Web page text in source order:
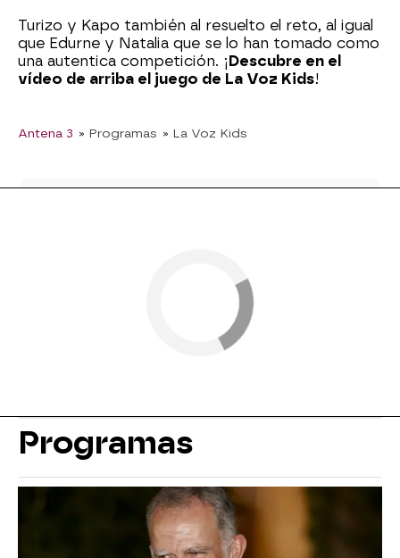
Turizo y Kapo también al resuelto el reto, al igual
que Edurne y Natalia que se lo han tomado como
una autentica competición. ¡ Descubre en el
vídeo de arriba el juego de La Voz Kids!
Antena 3 » Programas » La Voz Kids
Programas